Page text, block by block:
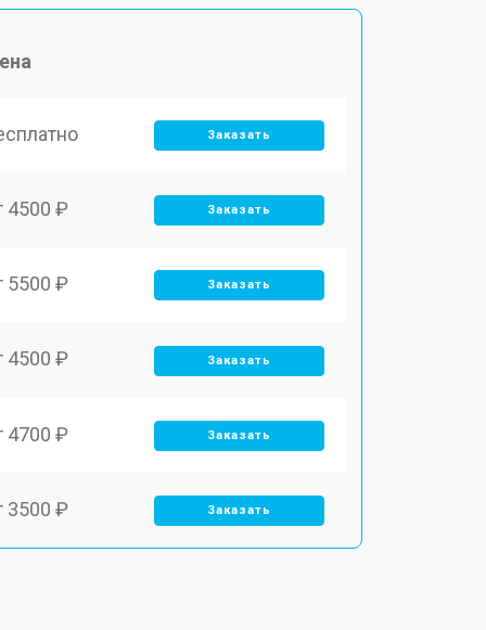
Заказать
4500 ₽ Заказать
5500 ₽ Заказать
4500 ₽ Заказать
4700 ₽ Заказать
3500 ₽ Заказать